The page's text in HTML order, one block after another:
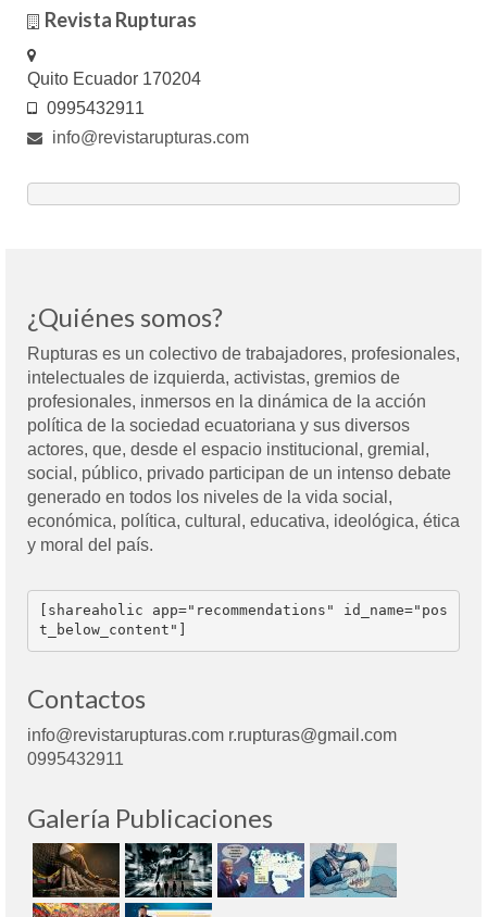
Revista Rupturas
Quito Ecuador 170204
0995432911
info@revistarupturas.com
¿Quiénes somos?
Rupturas es un colectivo de trabajadores, profesionales,
intelectuales de izquierda, activistas, gremios de
profesionales, inmersos en la dinámica de la acción
política de la sociedad ecuatoriana y sus diversos
actores, que, desde el espacio institucional, gremial,
social, público, privado participan de un intenso debate
generado en todos los niveles de la vida social,
económica, política, cultural, educativa, ideológica, ética
y moral del país.
[shareaholic app="recommendations" id_name="pos
t_below_content"]
Contactos
info@revistarupturas.com r.rupturas@gmail.com
0995432911
Galería Publicaciones